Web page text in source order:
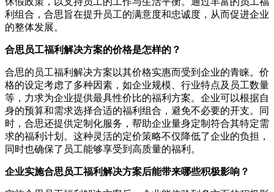
利组合，合思旨在提升员工的满意度和忠诚度，从而促进企业
的整体发展。
合思员工福利解决方案的价格是怎样的？
合思的员工福利解决方案以其价格实惠而受到企业的青睐。价
格的设定考虑了多种因素，如企业规模、行业特点及员工数量
等，力求为企业提供最具性价比的福利方案。企业可以根据自
身的预算和需求选择合适的福利组合，避免不必要的开支。同
时，合思还提供定制化服务，帮助企业量身定制符合其特定需
求的福利计划。这种灵活的定价策略不仅降低了企业的负担，
同时也确保了员工能够享受到高质量的福利。
企业实施合思员工福利解决方案后能带来哪些积极影响？